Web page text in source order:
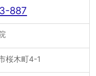
887
桜木町4-1